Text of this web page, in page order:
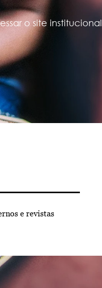
o site institucional
e revistas